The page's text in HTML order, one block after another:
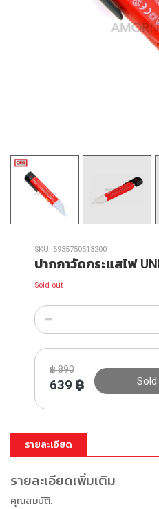
SKU: 6935750513200
ปากกาวัดกระแสไฟ
Sold out
฿890
639 ฿
รายละเอียด
รายละเอียดเพิ่มเติม
คุณสมบัติ: